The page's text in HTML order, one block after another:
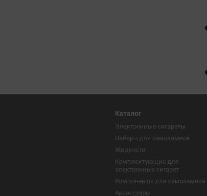
Каталог
Электронные сигареты
Наборы для самозамеса
Жидкости
Комплектующие для
электронных сигарет
Компоненты для самозамеса
Аксессуары